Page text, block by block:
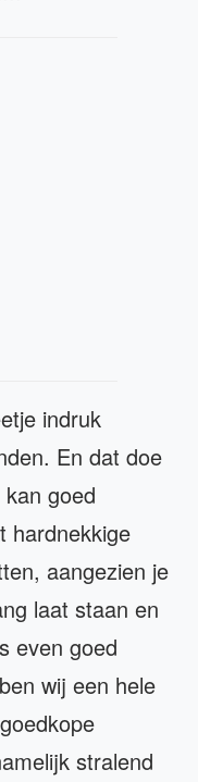
indruk
En dat doe
goed
hardnekkige
aangezien je
laat staan en
even goed
wij een hele
stralend